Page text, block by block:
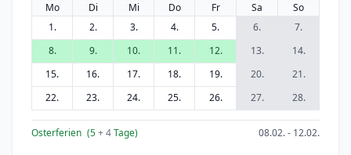
Mo Di Mi Do Fr Sa
So
1.
2. 3. 4. 5. 6.
7.
8.
9. 10. 11. 12. 13.
14.
15.
16. 17. 18. 19. 20.
21.
22.
23. 24. 25. 26. 27. 28.
Osterferien (5+ 4Tage) 08.02. - 12.02.